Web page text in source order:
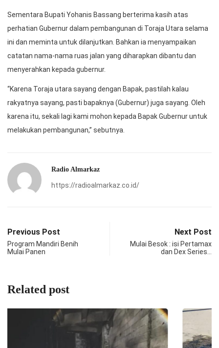
Sementara Bupati Yohanis Bassang berterima kasih atas
perhatian Gubernur dalam pembangunan di Toraja Utara selama
ini dan meminta untuk dilanjutkan. Bahkan ia menyampaikan
catatan nama-nama ruas jalan yang diharapkan dibantu dan
menyerahkan kepada gubernur.
“Karena Toraja utara sayang dengan Bapak, pastilah kalau
rakyatnya sayang, pasti bapaknya (Gubernur) juga sayang. Oleh
karena itu, sekali lagi kami mohon kepada Bapak Gubernur untuk
melakukan pembangunan,” sebutnya.
Radio Almarkaz
https://radioalmarkaz.co.id/
Previous Post
Program Mandiri Benih
Mulai Panen
Next Post
Mulai Besok : isi Pertamax
dan Dex Series…
Related post